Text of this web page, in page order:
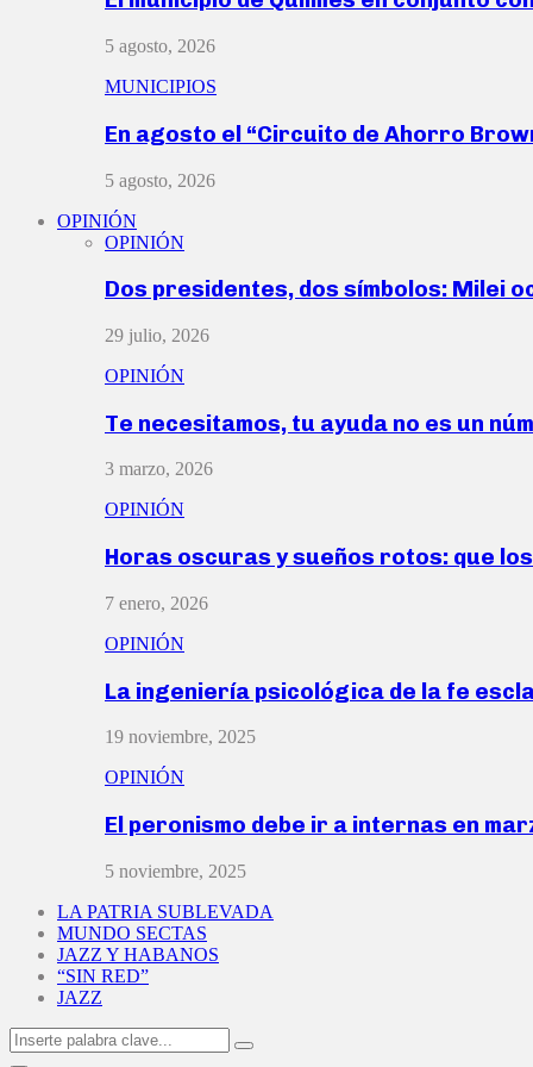
5 agosto, 2026
MUNICIPIOS
En agosto el “Circuito de Ahorro
5 agosto, 2026
OPINIÓN
OPINIÓN
Dos presidentes, dos símbolos: Milei
29 julio, 2026
OPINIÓN
Te necesitamos, tu ayuda no es un
3 marzo, 2026
OPINIÓN
Horas oscuras y sueños rotos: que
7 enero, 2026
OPINIÓN
La ingeniería psicológica de la fe
19 noviembre, 2025
OPINIÓN
El peronismo debe ir a internas en
5 noviembre, 2025
LA PATRIA SUBLEVADA
MUNDO SECTAS
JAZZ Y HABANOS
“SIN RED”
JAZZ
Search
for:
Search